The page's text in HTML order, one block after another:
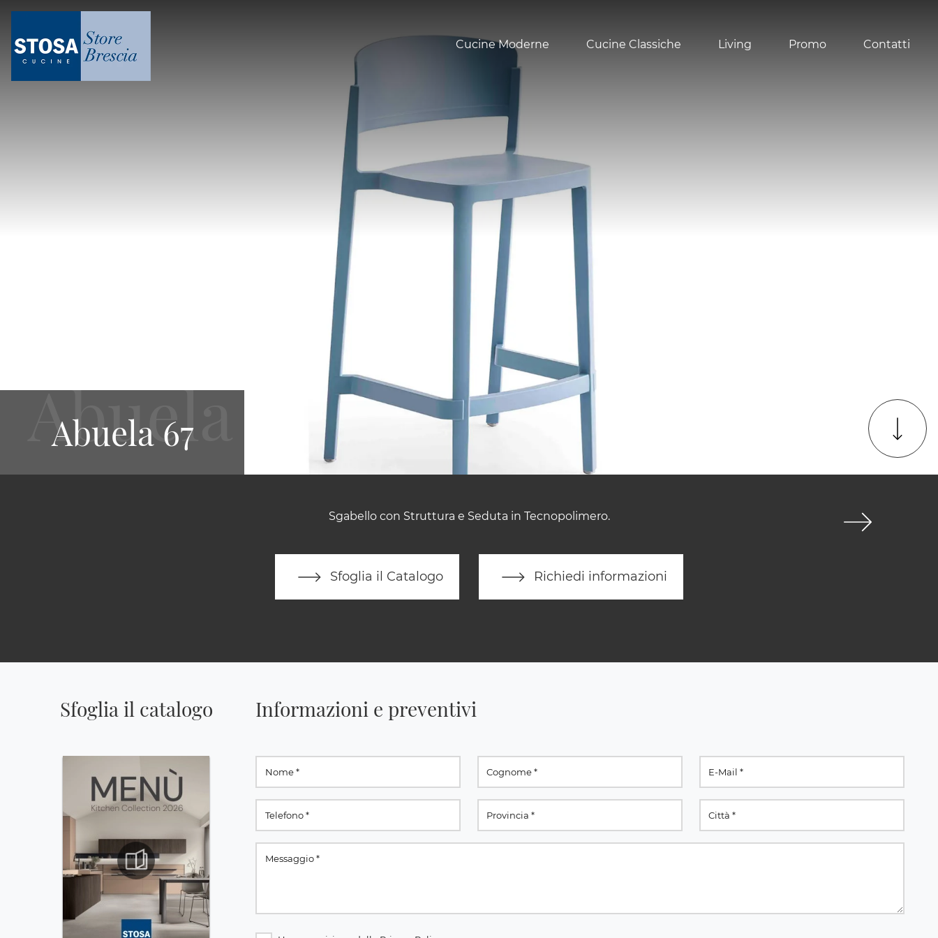
Cucine Moderne Cucine Classiche Living Promo Contatti
Sgabello con Struttura e Seduta in Tecnopolimero.
Sfoglia il Catalogo Richiedi informazioni
Abuela 67
Sfoglia il catalogo Informazioni e preventivi